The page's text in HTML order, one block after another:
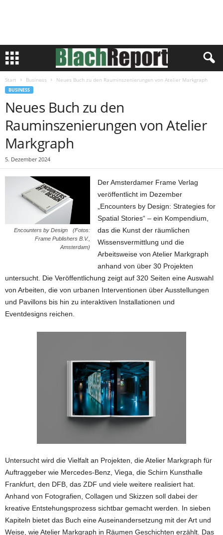
Start Business Neues Buch zu den Rauminszenierungen von Atelier Markgraph
BUSINESS
Neues Buch zu den
Rauminszenierungen von Atelier
Markgraph
5. Dezember 2024
Encounters by Design (Fotos:
Frame Publishers B.V.,
Amsterdam)
Der Amsterdamer Frame Verlag
veröffentlicht im Dezember
„Encounters by Design: Strategies for
Spatial Stories“ – ein Kompendium,
das die Kunst der räumlichen
Wissensvermittlung und die
Arbeitsweise von Atelier Markgraph
anhand von über 30 Projekten
untersucht. Die Veröffentlichung zeigt auf 320 Seiten eine Auswahl
von Arbeiten, die von urbanen Interventionen über Ausstellungen
und Pavillons bis hin zu interaktiven Installationen und
Eventdesigns reichen.
Untersucht wird die Vielfalt an Projekten, die Atelier Markgraph für
Auftraggeber wie Mercedes-Benz, Viega, die Schirn Kunsthalle
Frankfurt, den DFB, das ZDF und viele weitere realisiert hat.
Anhand von Fotografien, Collagen und Skizzen soll dabei der
kreative Entstehungsprozess sichtbar gemacht werden. In sieben
Kapiteln bietet das Buch eine Auseinandersetzung mit der Art und
Weise, wie Atelier Markgraph in Räumen Geschichten erzählt. ‍Das